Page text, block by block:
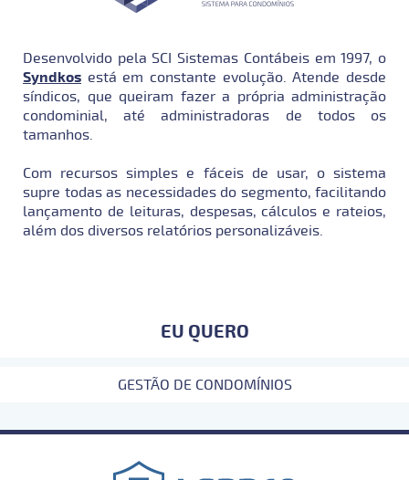
Desenvolvido pela SCI Sistemas Contábeis em 1997, o
Syndkos está em constante evolução. Atende desde
síndicos, que queiram fazer a própria administração
condominial, até administradoras de todos os
tamanhos.
Com recursos simples e fáceis de usar, o sistema
supre todas as necessidades do segmento, facilitando
lançamento de leituras, despesas, cálculos e rateios,
além dos diversos relatórios personalizáveis.
EU QUERO
GESTÃO DE CONDOMÍNIOS